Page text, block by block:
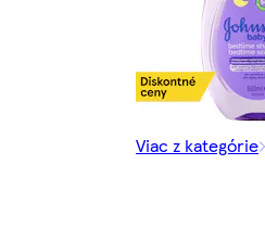
Viac z kategórie